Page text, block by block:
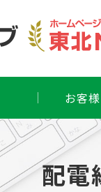
お客
配電